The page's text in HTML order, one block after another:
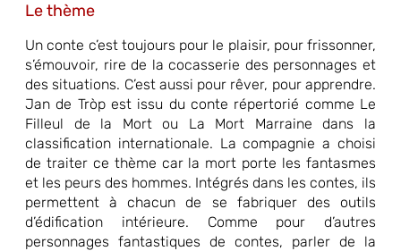
Le thème
Un conte c’est toujours pour le plaisir, pour frissonner,
s’émouvoir, rire de la cocasserie des personnages et
des situations. C’est aussi pour rêver, pour apprendre.
Jan de Tròp est issu du conte répertorié comme Le
Filleul de la Mort ou La Mort Marraine dans la
classification internationale. La compagnie a choisi
de traiter ce thème car la mort porte les fantasmes
et les peurs des hommes. Intégrés dans les contes, ils
permettent à chacun de se fabriquer des outils
d’édification intérieure. Comme pour d’autres
personnages fantastiques de contes, parler de la